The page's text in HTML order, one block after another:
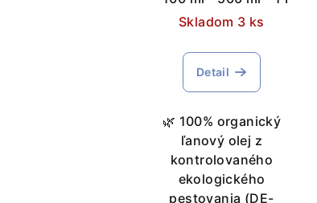
v
o
Skladom 3 ks
Detail
🌿 100% organický
ľanový olej z
kontrolovaného
ekologického
pestovania (DE-